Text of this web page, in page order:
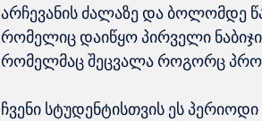
არჩევანის ძალაზე და ბოლომდე
რომელიც დაიწყო პირველი
რომელმაც შეცვალა როგორც
ჩვენი სტუდენტისთვის ეს